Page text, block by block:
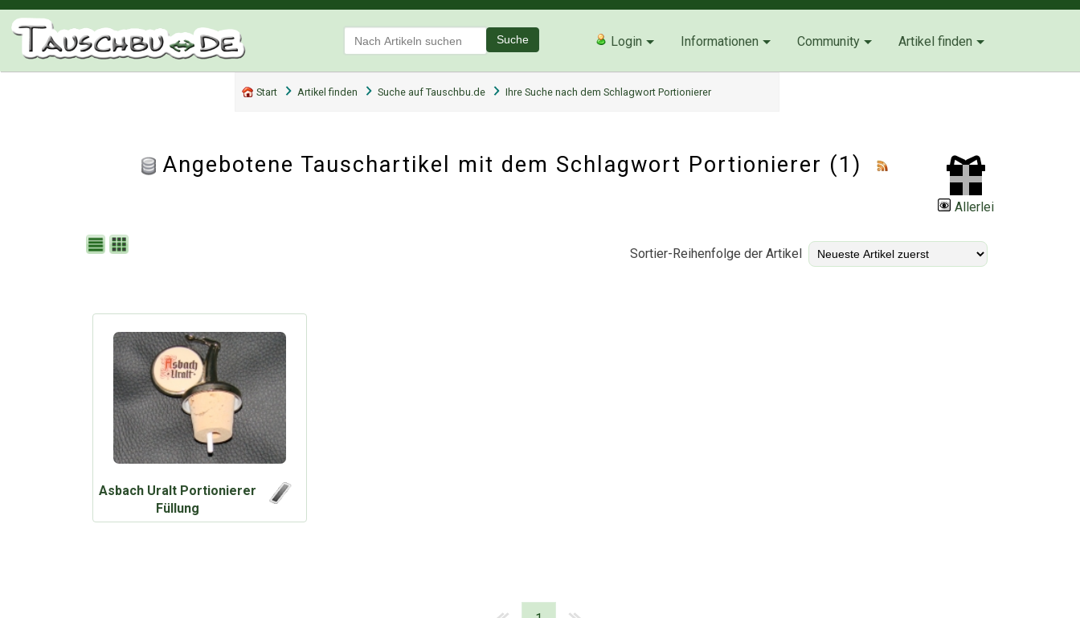
Suche Login Informationen Community Artikel finden
Start Artikel finden Suche auf Tauschbu.de Ihre Suche nach dem Schlagwort Portionierer
Allerlei
Angebotene Tauschartikel mit dem Schlagwort Portionierer (1)
Sortier-Reihenfolge der Artikel
Asbach Uralt Portionierer
Füllung